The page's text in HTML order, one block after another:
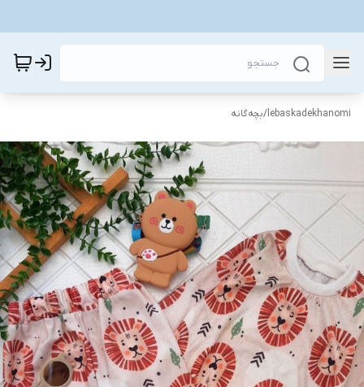
lebaskadekhanomi
/بچه‌گانه